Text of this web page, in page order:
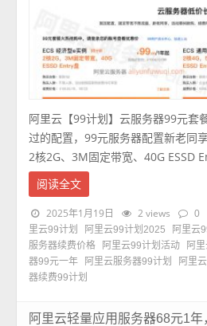
阿里云【99计划】云服务器99元套
过的配置，99元服务器配置新老同
2核2G、3M固定带宽、40G ESSD
阅读全文
2025年1月19日 2 views 0
里云99计划
阿里云99计划2025 阿里云
服务器续费价格
阿里云99计划活动 阿
器99元一年
阿里云服务器99计划 阿里
器续费99计划
阿里云轻量应用服务器68元1